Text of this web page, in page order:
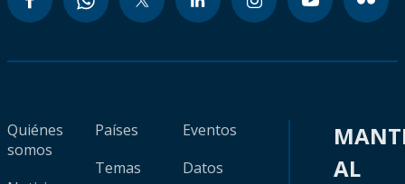
Quiénes
somos
Países
Temas
Eventos
Datos
AL